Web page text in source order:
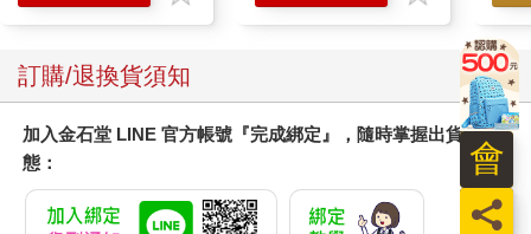
訂購/退換貨須知
加入金石堂 LINE 官方帳號『完成綁定』，隨時掌握出貨動
態：
員
會